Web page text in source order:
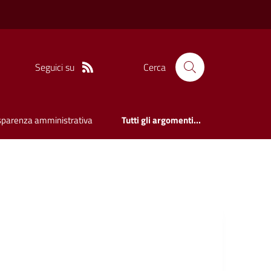
Seguici su Cerca
amministrativa Tutti gli argomenti...